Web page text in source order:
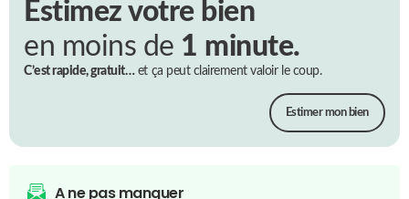
Estimez votre bien
en moins de 1 minute.
C’est rapide, gratuit…et ça peut clairement valoir le coup.
Estimer mon bien
A ne pas manquer